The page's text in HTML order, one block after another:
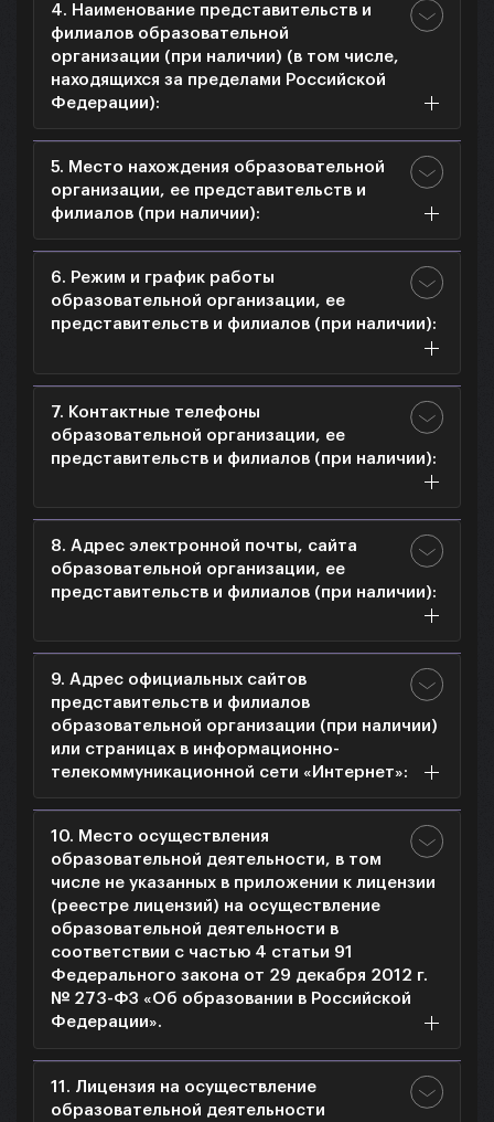
4. Наименование представительств и
филиалов образовательной
организации (при наличии) (в том числе,
находящихся за пределами Российской
Федерации):
5. Место нахождения образовательной
организации, ее представительств и
филиалов (при наличии):
6. Режим и график работы
образовательной организации, ее
представительств и филиалов (при наличии):
7. Контактные телефоны
образовательной организации, ее
представительств и филиалов (при наличии):
8. Адрес электронной почты, сайта
образовательной организации, ее
представительств и филиалов (при наличии):
9. Адрес официальных сайтов
представительств и филиалов
образовательной организации (при наличии)
или страницах в информационно-
телекоммуникационной сети «Интернет»:
10. Место осуществления
образовательной деятельности, в том
числе не указанных в приложении к лицензии
(реестре лицензий) на осуществление
образовательной деятельности в
соответствии с частью 4 статьи 91
Федерального закона от 29 декабря 2012 г.
№ 273-ФЗ «Об образовании в Российской
Федерации».
11. Лицензия на осуществление
образовательной деятельности